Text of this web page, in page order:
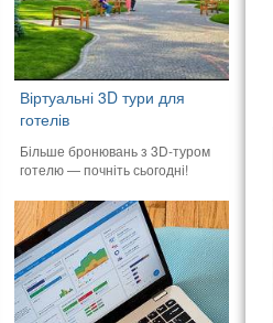
Віртуальні 3D тури для
готелів
Більше бронювань з 3D-туром
готелю — почніть сьогодні!